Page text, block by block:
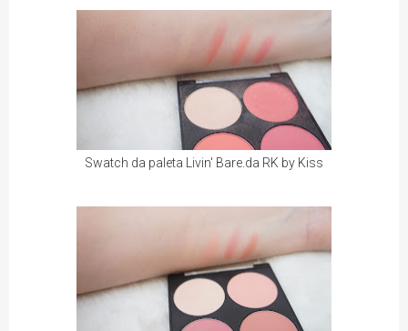
Swatch da paleta Livin' Bare.da RK by Kiss